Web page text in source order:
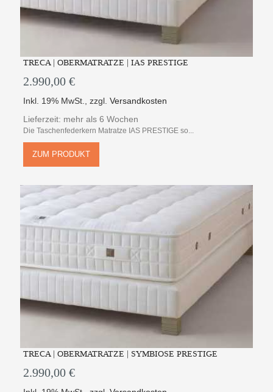
TRECA | OBERMATRATZE | IAS PRESTIGE
2.990,00 €
Inkl. 19% MwSt.,zzgl.Versandkosten
Lieferzeit: mehr als 6 Wochen
Die Taschenfederkern Matratze IAS PRESTIGE so...
ZUM PRODUKT
TRECA | OBERMATRATZE | SYMBIOSE PRESTIGE
2.990,00 €